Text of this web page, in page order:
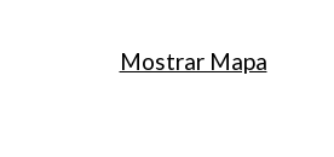
Mostrar Mapa